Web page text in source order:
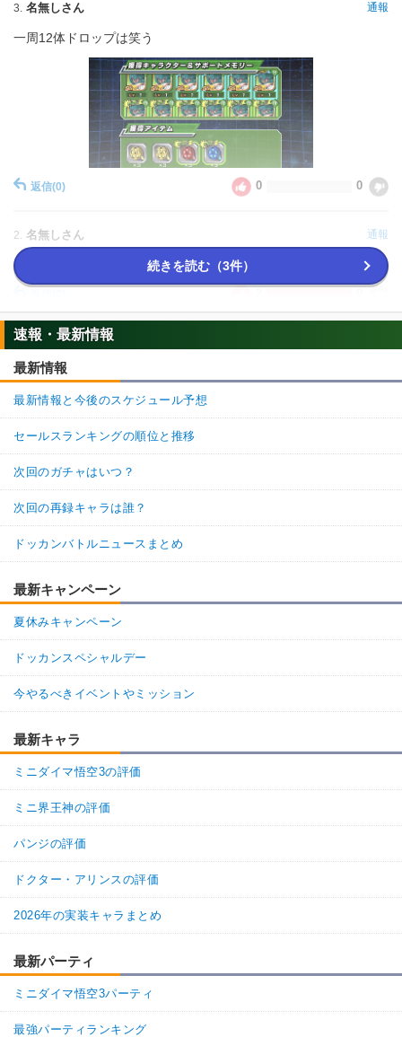
3. 名無しさん 通報
一周12体ドロップは笑う
返信(0) 0 0
2. 名無しさん 通報
初めて見たけど、リンクごみ過ぎじゃない？
1. 名無しさん
極限記念に見に来た!
返信(0)
続きを読む（3件）
速報・最新情報
最新情報
最新情報と今後のスケジュール予想
セールスランキングの順位と推移
次回のガチャはいつ？
次回の再録キャラは誰？
ドッカンバトルニュースまとめ
最新キャンペーン
夏休みキャンペーン
ドッカンスペシャルデー
今やるべきイベントやミッション
最新キャラ
ミニダイマ悟空3の評価
ミニ界王神の評価
パンジの評価
ドクター・アリンスの評価
2026年の実装キャラまとめ
最新パーティ
ミニダイマ悟空3パーティ
最強パーティランキング